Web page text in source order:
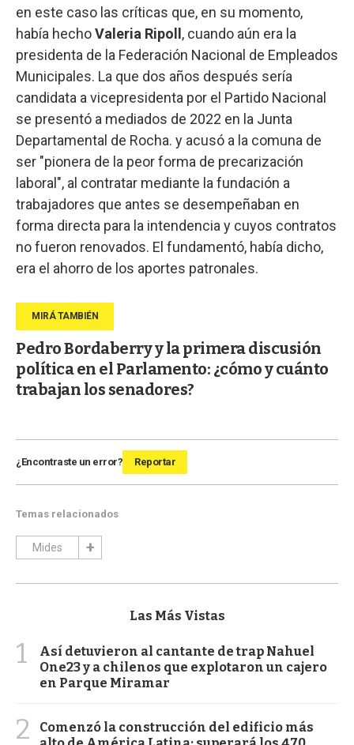
en este caso las críticas que, en su momento,
había hechoValeria Ripoll , cuando aún era la
presidenta de la Federación Nacional de Empleados
Municipales. La que dos años después sería
candidata a vicepresidenta por el Partido Nacional
se presentó a mediados de 2022 en la Junta
Departamental de Rocha. y acusó a la comuna de
ser "pionera de la peor forma de precarización
laboral", al contratar mediante la fundación a
trabajadores que antes se desempeñaban en
forma directa para la intendencia y cuyos contratos
no fueron renovados. El fundamentó, había dicho,
era el ahorro de los aportes patronales.
Pedro Bordaberry y la primera discusión
política en el Parlamento: ¿cómo y cuánto
trabajan los senadores?
¿Encontraste un error? Reportar
Temas relacionados
Mides
Las Más Vistas
1
Así detuvieron al cantante de trap Nahuel
One23 y a chilenos que explotaron un cajero
en Parque Miramar
2
Comenzó la construcción del edificio más